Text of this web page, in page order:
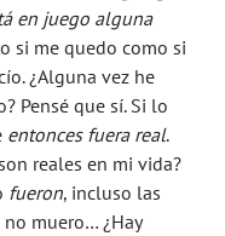
en juego alguna
si me quedo como si
¿Alguna vez he
Pensé que sí. Si lo
entonces fuera real.
reales en mi vida?
fueron, incluso las
no muero… ¿Hay